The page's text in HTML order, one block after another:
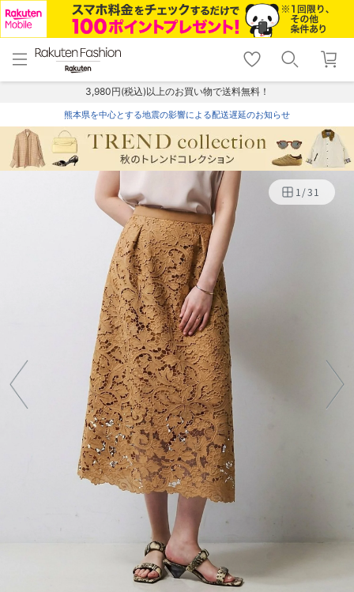
menu home
トップ
shopping_cart lock_outline
ログイン
3,980円(税込)以上のお買い物で送料無料！
熊本県を中心とする地震の影響による配送遅延のお知らせ
1/31